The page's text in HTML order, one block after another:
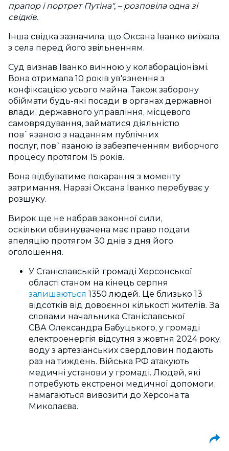
прапор і портрет Путіна", –розповіла одна зі
свідків.
Інша свідка зазначила, що Оксана Іванко виїхала
з села перед його звільненням.
Суд визнав Іванко винною у колабораціонізмі.
Вона отримала 10 років ув'язнення з
конфіксацією усього майна. Також заборону
обіймати будь-які посади в органах державної
влади, державного управління, місцевого
самоврядування, займатися діяльністю
пов`язаною з наданням публічних
послуг, пов`язаною із забезпеченням виборчого
процесу протягом 15 років.
Вона відбуватиме покарання з моменту
затримання. Наразі Оксана Іванко перебуває у
розшуку.
Вирок ще не набрав законної сили,
оскільки обвинувачена має право подати
апеляцію протягом 30 днів з дня його
оголошення.
У Станіславській громаді Херсонської
області станом на кінець серпня
залишаються 1350 людей. Це близько 13
відсотків від довоєнної кількості жителів. За
словами начальника Станіславської
СВА Олександра Бабуцького, у громаді
електроенергія відсутня з жовтня 2024 року,
воду з артезіанських свердловин подають
раз на тиждень. Війська РФ атакують
медичні установи у громаді. Людей, які
потребують екстреної медичної допомоги,
намагаються вивозити до Херсона та
Миколаєва.